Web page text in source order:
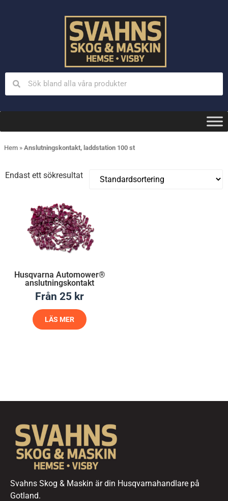
Hem » Anslutningskontakt, laddstation 100 st
Endast ett sökresultat
Husqvarna Automower®
anslutningskontakt
Från 25 kr
LÄS MER
Svahns Skog & Maskin är din Husqvarnahandlare på
Gotland.